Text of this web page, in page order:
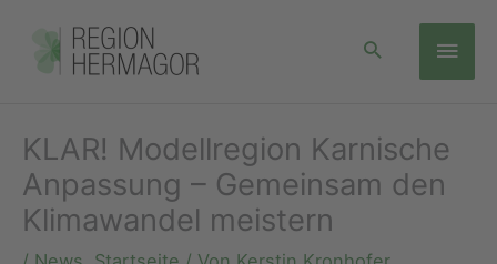
springen
KLAR! Modellregion Karnische
Anpassung – Gemeinsam den
Klimawandel meistern